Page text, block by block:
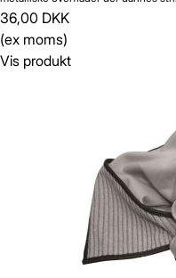
36,00 DKK
(ex moms)
Vis produkt